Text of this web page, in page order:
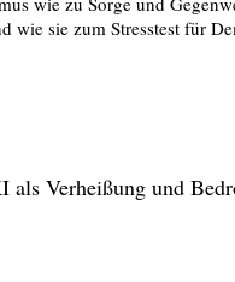
wie sie zum Stresstest für
als Verheißung und